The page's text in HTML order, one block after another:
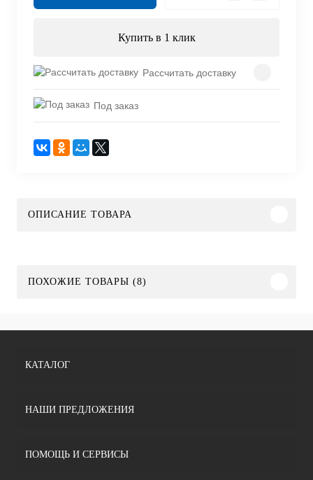
Купить в 1 клик
Рассчитать доставку
Под заказ
ОПИСАНИЕ ТОВАРА
ПОХОЖИЕ ТОВАРЫ (8)
КАТАЛОГ
НАШИ ПРЕДЛОЖЕНИЯ
ПОМОЩЬ И СЕРВИСЫ